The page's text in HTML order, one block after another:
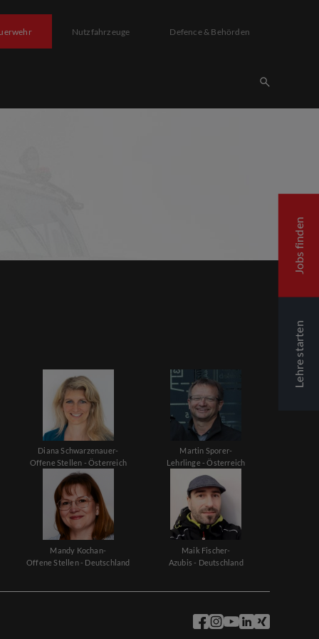
Nutzfahrzeuge Defence & Behörden
Diana Schwarzenauer-
Offene Stellen - Österreich
Martin Sporer-
Lehrlinge - Österreich
Mandy Kochan-
Offene Stellen - Deutschland
Maik Fischer-
Azubis - Deutschland
Jobs finden
Lehre starten